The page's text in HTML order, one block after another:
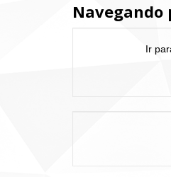
Navegando
Ir